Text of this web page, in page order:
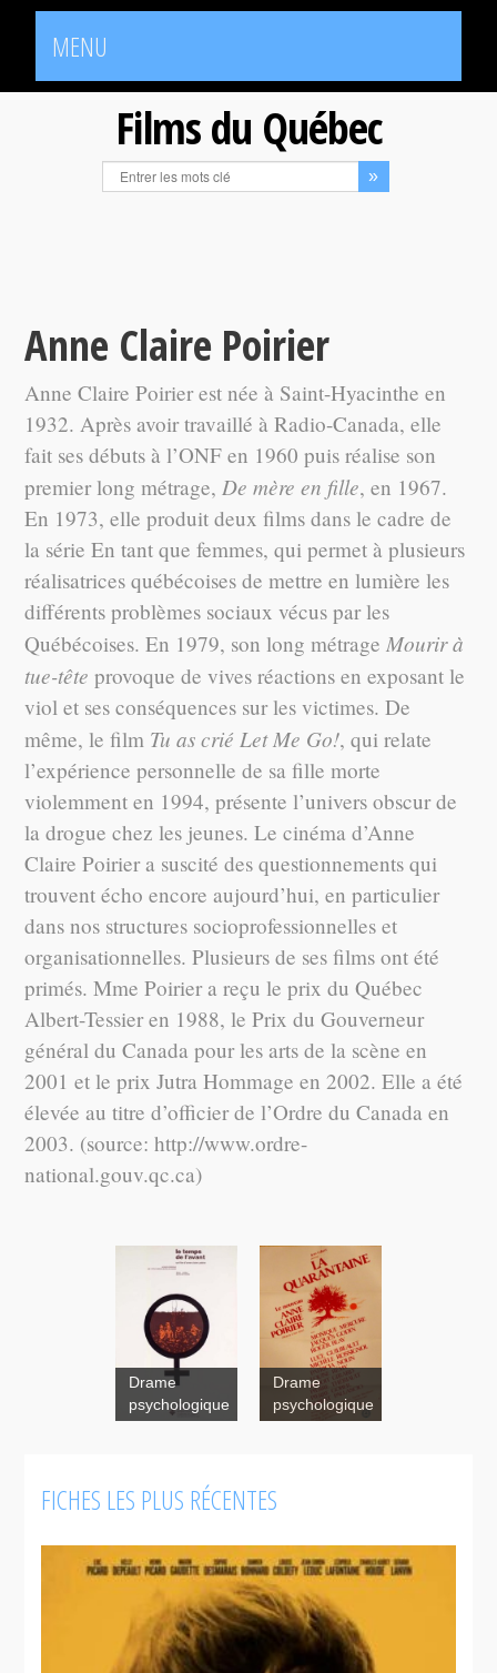
MENU
Films du Québec
Anne Claire Poirier
Anne Claire Poirier est née à Saint-Hyacinthe en
1932. Après avoir travaillé à Radio-Canada, elle
fait ses débuts à l’ONF en 1960 puis réalise son
premier long métrage,De mère en fille, en 1967.
En 1973, elle produit deux films dans le cadre de
la série En tant que femmes, qui permet à plusieurs
réalisatrices québécoises de mettre en lumière les
différents problèmes sociaux vécus par les
Québécoises. En 1979, son long métrageMourir à
tue-tête provoque de vives réactions en exposant le
viol et ses conséquences sur les victimes. De
même, le film Tu as crié Let Me Go!, qui relate
l’expérience personnelle de sa fille morte
violemment en 1994, présente l’univers obscur de
la drogue chez les jeunes. Le cinéma d’Anne
Claire Poirier a suscité des questionnements qui
trouvent écho encore aujourd’hui, en particulier
dans nos structures socioprofessionnelles et
organisationnelles. Plusieurs de ses films ont été
primés. Mme Poirier a reçu le prix du Québec
Albert-Tessier en 1988, le Prix du Gouverneur
général du Canada pour les arts de la scène en
2001 et le prix Jutra Hommage en 2002. Elle a été
élevée au titre d’officier de l’Ordre du Canada en
2003. (source: http://www.ordre-
national.gouv.qc.ca)
Drame
psychologique
La
quarantaine
Drame
psychologique
FICHES LES PLUS RÉCENTES